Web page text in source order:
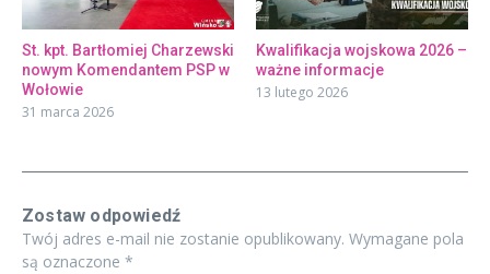
St. kpt. Bartłomiej Charzewski
nowym Komendantem PSP w
Wołowie
31 marca 2026
Kwalifikacja wojskowa 2026 –
ważne informacje
13 lutego 2026
Zostaw odpowiedź
Twój adres e-mail nie zostanie opublikowany. Wymagane pola
są oznaczone *